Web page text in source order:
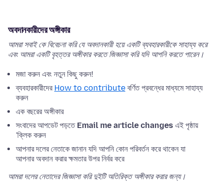
অবদানকারীদের অঙ্গীকার
আমরা সবাই কে বিবেচনা করি যে অবদানকারী হয়ে একটি ব্যবহারকারীকে সাহায্য করে
এবং আমরা একটি বৃহত্তর অঙ্গীকার করতে জিজ্ঞাসা করি যদি আপনি করতে পারেন।
মজা করুন এবং নতুন কিছু করুন!
ব্যবহারকারীদের How to contribute বর্ণিত প্রবন্ধের মাধ্যমে সাহায্য
করুন
এক বছরের অঙ্গীকার
সংবাদের আপডেট পড়তে Email me article changes এই পৃষ্ঠায়
'ক্লিক করুন
আপনার দলের নেতাকে জানান যদি আপনি কোন পরিবর্তন করে থাকেন যা
আপনার অবদান করার ক্ষমতার উপর নির্বর করে
আমরা দলের নেতাদের জিজ্ঞাসা করি দুইটি অতিরিক্ত অঙ্গীকার করার জন্য।